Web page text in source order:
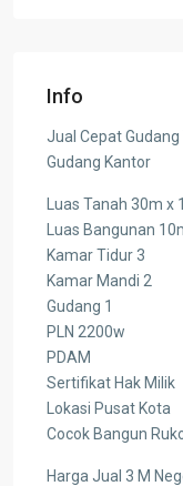
Info
Jual Cepat
Gudang Kantor
Luas Tanah 30m
Luas Bangunan
Kamar Tidur 3
Kamar Mandi 2
Gudang 1
PLN 2200w
PDAM
Sertifikat Hak Milik
Lokasi Pusat Kota
Cocok Bangun
Harga Jual 3 M